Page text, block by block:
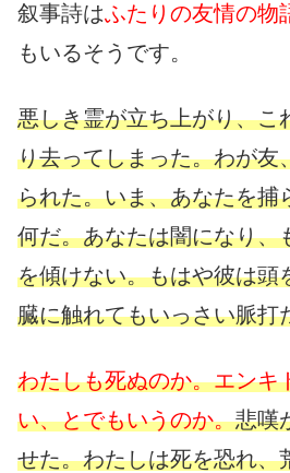
叙事詩はふたりの友情の物
もいるそうです。
悪しき霊が立ち上がり、こ
り去ってしまった。わが友
られた。いま、あなたを捕
何だ。あなたは闇になり、
を傾けない。もはや彼は頭
臓に触れてもいっさい脈打
わたしも死ぬのか。エンキ
い、とでもいうのか。悲嘆
せた。わたしは死を恐れ、